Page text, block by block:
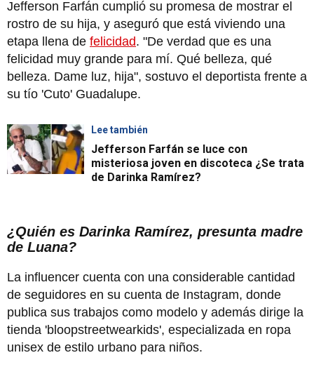
Jefferson Farfán cumplió su promesa de mostrar el
rostro de su hija, y aseguró que está viviendo una
etapa llena de felicidad. "De verdad que es una
felicidad muy grande para mí. Qué belleza, qué
belleza. Dame luz, hija", sostuvo el deportista frente a
su tío 'Cuto' Guadalupe.
Lee también
Jefferson Farfán se luce con
misteriosa joven en discoteca ¿Se trata
de Darinka Ramírez?
¿Quién es Darinka Ramírez, presunta madre
de Luana?
La influencer cuenta con una considerable cantidad
de seguidores en su cuenta de Instagram, donde
publica sus trabajos como modelo y además dirige la
tienda 'bloopstreetwearkids', especializada en ropa
unisex de estilo urbano para niños.